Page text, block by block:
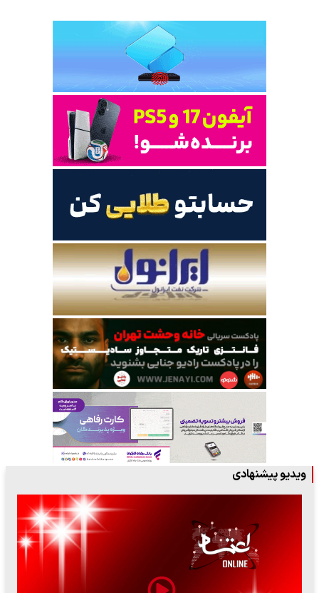
ویدیو پیشنهادی